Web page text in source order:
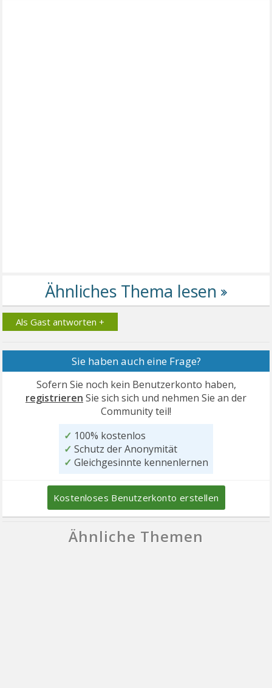
Als Gast antworten +
Sie haben auch eine Frage?
Sofern Sie noch kein Benutzerkonto haben,
registrieren Sie sich sich und nehmen Sie an der
Community teil!
✓ 100% kostenlos
✓ Schutz der Anonymität
✓ Gleichgesinnte kennenlernen
Kostenloses Benutzerkonto erstellen
Ähnliche Themen